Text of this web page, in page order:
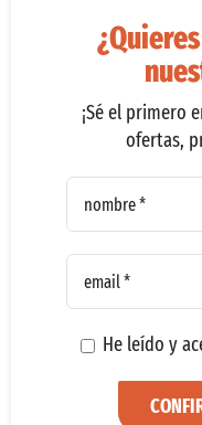
¡Sé el primero
ofertas,
He leído y